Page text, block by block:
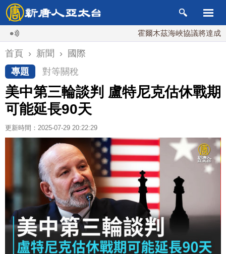
霍爾木茲海峽協議將達成？伊朗
首頁 › 新聞 ›
國際
專題
對等關稅
美中第三輪談判 盧特尼克估休戰期
可能延長90天
更新時間：2025-07-29 20:22:29